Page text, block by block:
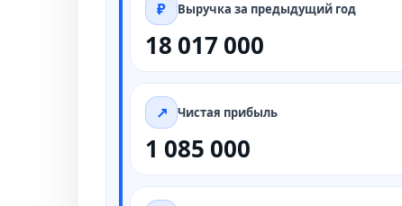
Выручка за предыдущий год
18 017 000
Чистая прибыль
1 085 000